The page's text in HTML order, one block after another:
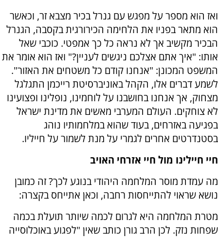
ואז הוא מספר על מפגש עם גנרל בכיר מצבא זר, וכאשר
הוא מתאר בפניו את הלחימה הכירורגית בקסבה, הגנרל
הבכיר מקשיב אך לא נראה כל כך אמפטי. כוכבי שאל
אותו: "איך אתם אצלכם ניגשים לעניין?" ואז הוא אומר את
המשפט המכונן: "אנחנו קודם כל משטחים את האזור".
לשמע דברים אלו, הקהל באוניברסיטת רייכמן התגלגל
מצחוק, אך אנחנו בחושבנו על לוחמינו, נופלינו ופצועינו
לא צוחקים. העולם המערבי מאשים את מדינת ישראל
בפגיעה באזרחים, בעוד שהוא במלחמותיו נוהג
בסטנדרטים אחרים לגמרי על מנת לשמור על חייליו.
חיי חיילינו מול חיי אזרחי האויב
מה עמדת מוסר המלחמה היהודי בנוגע לכך? זה כמובן
נושא שראוי להתייחסות רחבה, וכאן אתייחס בקצרה:
מטרת המלחמה היא לגרום לכמה שיותר תועלת בכמה
שפחות נזק. לכן הרב גורן כותב שאין "לפגוע באוכלוסייה